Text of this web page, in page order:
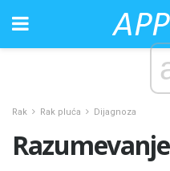
Rak Rak pluća Dijagnoza